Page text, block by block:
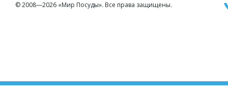
© 2008—2026 «Мир Посуды». Все права защищены.